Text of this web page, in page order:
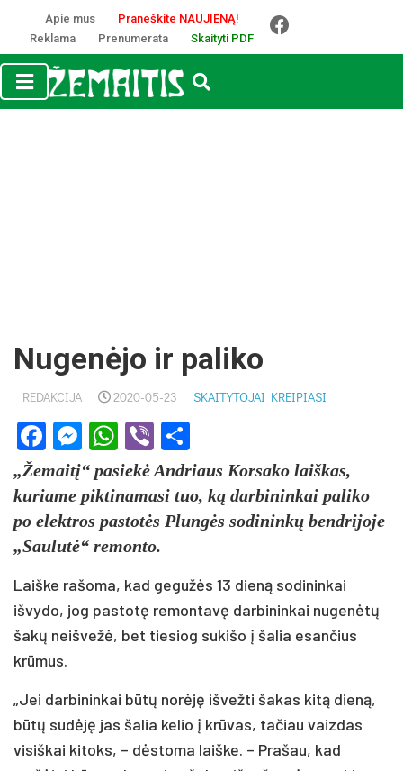
Apie mus
Praneškite NAUJIENĄ!
Reklama
Prenumerata Skaityti PDF
Nugenėjo ir paliko
REDAKCIJA 2020-05-23 SKAITYTOJAI KREIPIASI
Facebook
Messenger
WhatsApp
Viber
„Žemaitį“ pasiekė Andriaus Korsako laiškas,
kuriame piktinamasi tuo, ką darbininkai paliko
po elektros pastotės Plungės sodininkų bendrijoje
„Saulutė“ remonto.
Laiške rašoma, kad gegužės 13 dieną sodininkai
išvydo, jog pastotę remontavę darbininkai nugenėtų
šakų neišvežė, bet tiesiog sukišo į šalia esančius
krūmus.
„Jei darbininkai būtų norėję išvežti šakas kitą dieną,
būtų sudėję jas šalia kelio į krūvas, tačiau vaizdas
visiškai kitoks, – dėstoma laiške. – Prašau, kad